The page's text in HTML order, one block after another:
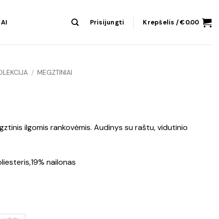
Prisijungti Krepšelis /€0.00
/ MEGZTINIAI
ilgomis rankovėmis. Audinys su raštu, vidutinio
nailonas